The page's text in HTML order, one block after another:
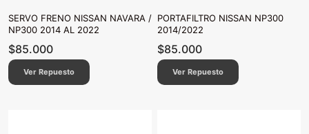
SERVO FRENO NISSAN NAVARA /
NP300 2014 AL 2022
$85.000
Ver Repuesto
PORTAFILTRO NISSAN NP300
2014/2022
$85.000
Ver Repuesto